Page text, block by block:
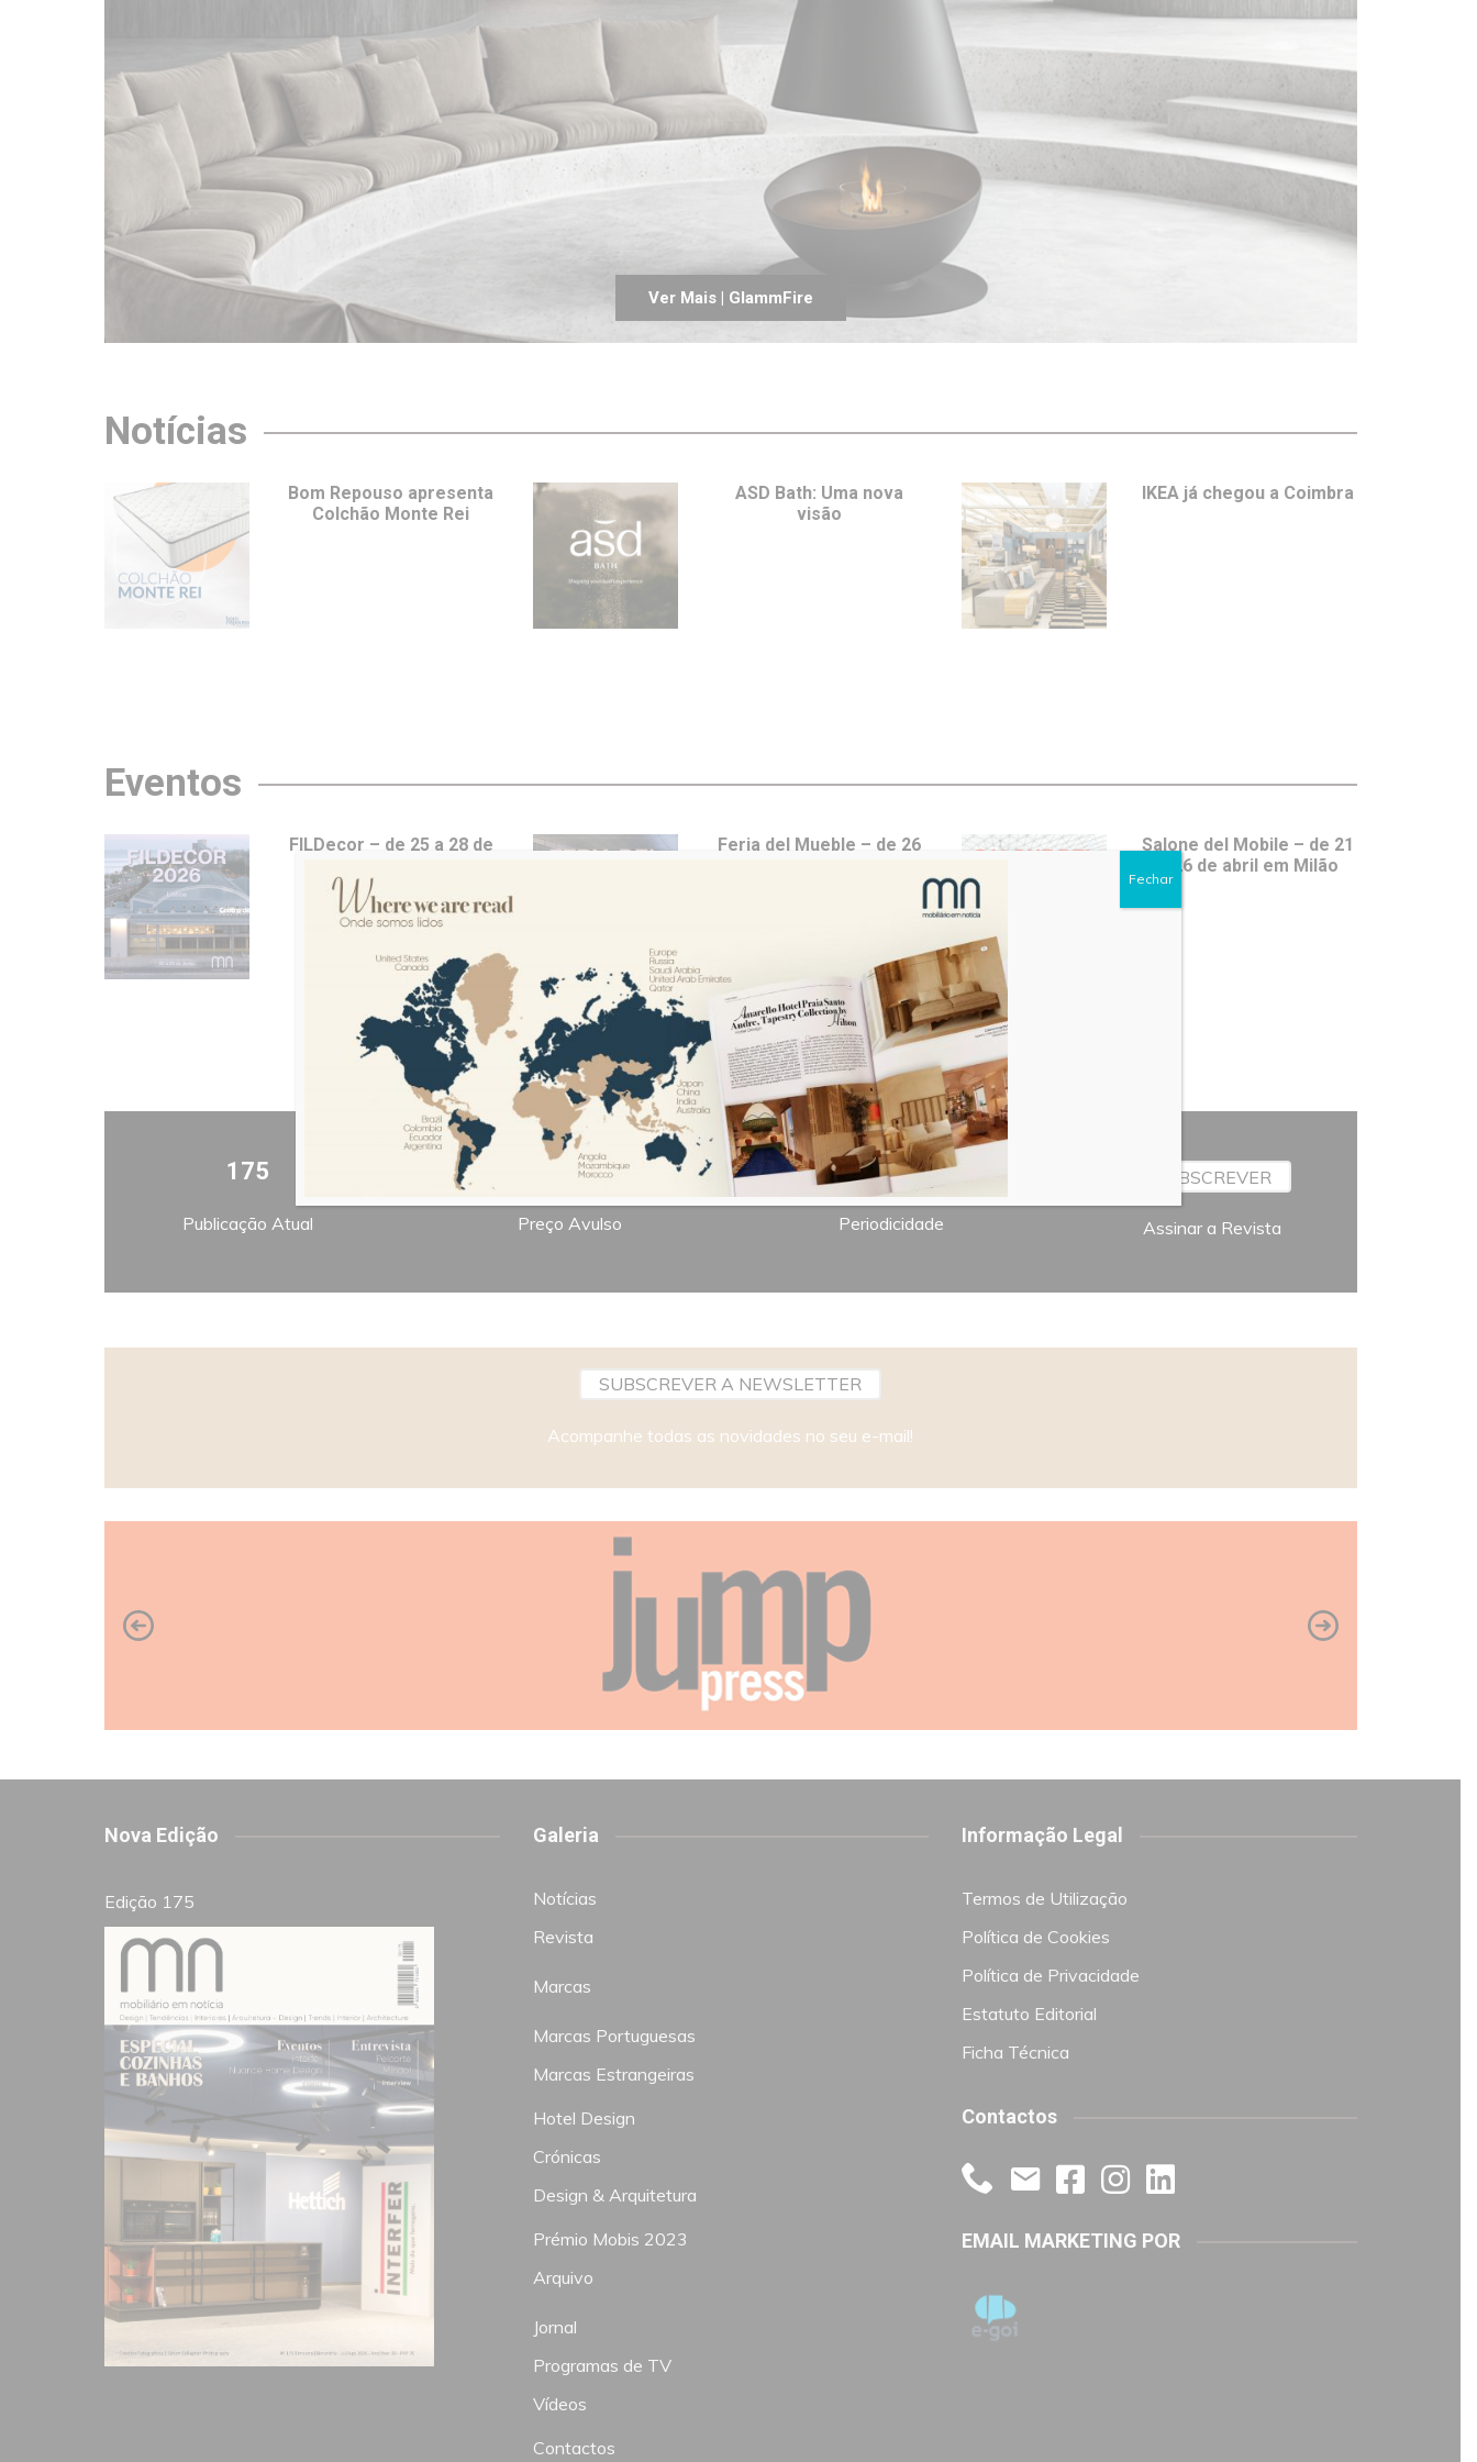
Ver Mais | GlammFire
Notícias
Bom Repouso apresenta
Colchão Monte Rei
ASD Bath: Uma nova
visão
IKEA já chegou a Coimbra
Eventos
FILDecor – de 25 a 28 de
Feria del Mueble – de 26
Salone del Mobile – de 21
a 26 de abril em Milão
175
Publicação Atual
7,00€
Preço Avulso
Bimestral
Periodicidade
SUBSCREVER
Assinar a Revista
SUBSCREVER A NEWSLETTER
Acompanhe todas as novidades no seu e-mail!
Nova Edição
Edição 175
Galeria
Notícias
Revista
Marcas
Marcas Portuguesas
Marcas Estrangeiras
Hotel Design
Crónicas
Design & Arquitetura
Prémio Mobis 2023
Arquivo
Jornal
Programas de TV
Vídeos
Contactos
Informação Legal
Termos de Utilização
Política de Cookies
Política de Privacidade
Estatuto Editorial
Ficha Técnica
Contactos
EMAIL MARKETING POR
Fechar